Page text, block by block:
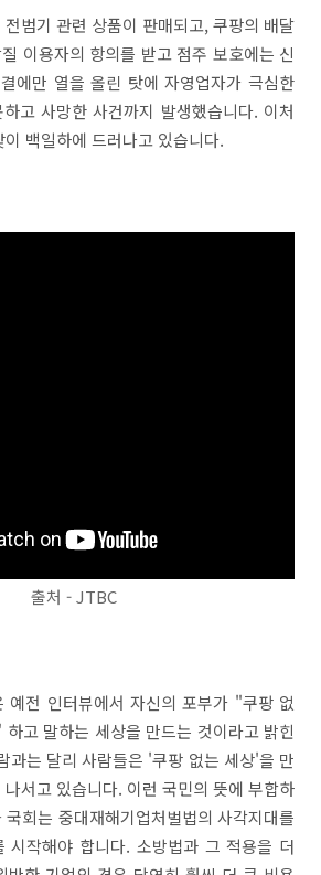
범기 관련 상품이 판매되고, 쿠팡의 배달
이용자의 항의를 받고 점주 보호에는 신
에만 열을 올린 탓에 자영업자가 극심한
고 사망한 사건까지 발생했습니다. 이처
백일하에 드러나고 있습니다.
출처 - JTBC
예전 인터뷰에서 자신의 포부가 "쿠팡 없
고 말하는 세상을 만드는 것이라고 밝힌
과는 달리 사람들은 '쿠팡 없는 세상'을 만
서고 있습니다. 이런 국민의 뜻에 부합하
회는 중대재해기업처벌법의 사각지대를
시작해야 합니다. 소방법과 그 적용을 더